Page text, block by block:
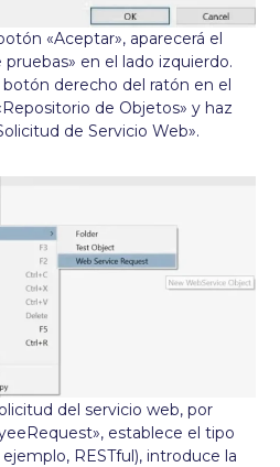
«Aceptar», aparecerá el
pruebas» en el lado izquierdo.
botón derecho del ratón en el
de Objetos» y haz
de Servicio Web».
del servicio web, por
establece el tipo
RESTful), introduce la